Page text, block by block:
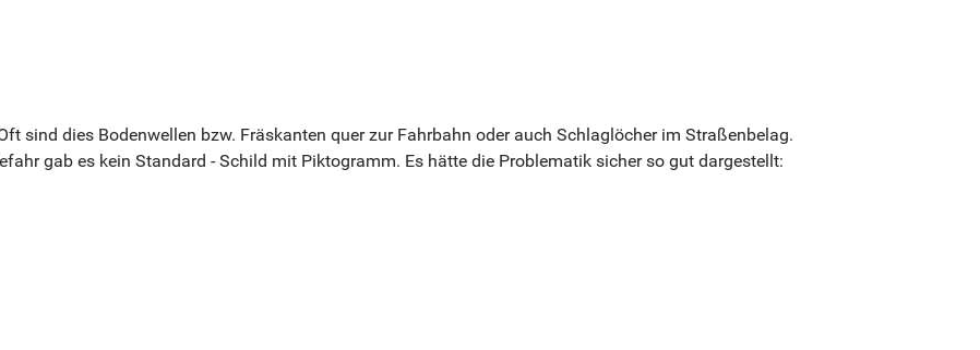
sind dies Bodenwellen bzw. Fräskanten quer zur Fahrbahn oder auch Schlaglöcher im Straßenbelag.
gab es kein Standard - Schild mit Piktogramm. Es hätte die Problematik sicher so gut dargestellt: